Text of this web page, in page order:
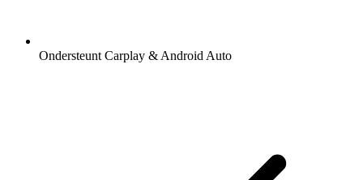
Ondersteunt Carplay & Android Auto